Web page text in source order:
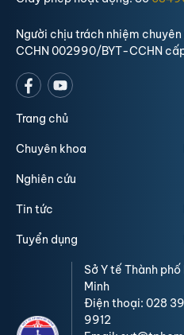
Người chịu trách nhiệm chuyên
CCHN 002990/BYT-CCHN
Trang chủ
Chuyên khoa
Nghiên cứu
Tin tức
Tuyển dụng
Sở Y tế Thành phố
Minh
Điện thoại: 028
9912